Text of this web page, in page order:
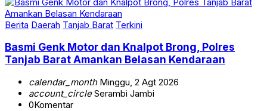
Berita Daerah Tanjab Barat Terkini
Basmi Genk Motor dan Knalpot Brong, Polres
Tanjab Barat Amankan Belasan Kendaraan
calendar_monthMinggu, 2 Agt 2026
account_circleSerambi Jambi
0Komentar